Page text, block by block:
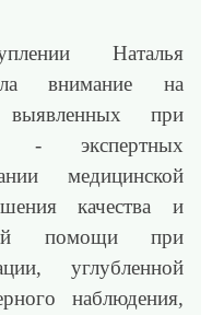
Наталья
внимание на
при
- экспертных
медицинской
качества и
помощи при
углубленной
наблюдения,